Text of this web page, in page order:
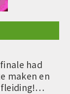
had
maken en